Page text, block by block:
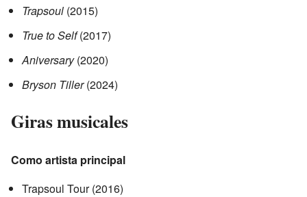
Trapsoul (2015)
True to Self(2017)
Aniversary(2020)
Bryson Tiller(2024)
Giras musicales
Como artista principal
Trapsoul Tour (2016)